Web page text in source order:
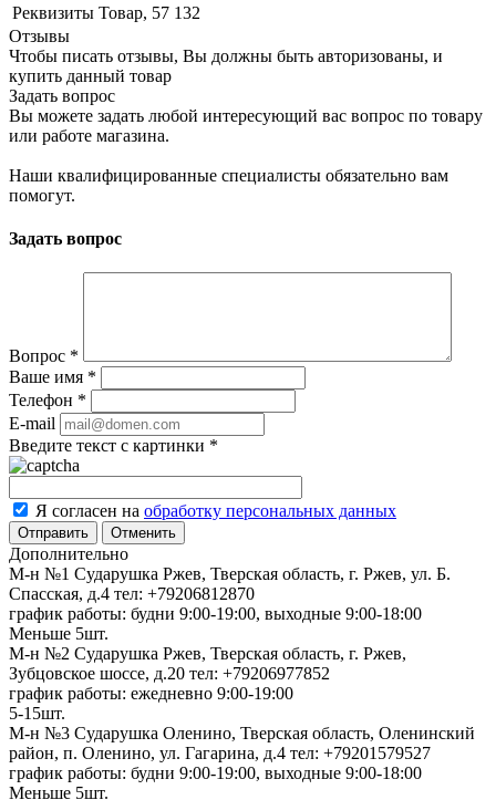
Реквизиты Товар, 57 132
Отзывы
Чтобы писать отзывы, Вы должны быть авторизованы, и
купить данный товар
Задать вопрос
Вы можете задать любой интересующий вас вопрос по товару
или работе магазина.
Наши квалифицированные специалисты обязательно вам
помогут.
Задать вопрос
Вопрос *
Ваше имя *
Телефон *
E-mail
Введите текст с картинки *
Я согласен на обработку персональных данных
Отменить
Дополнительно
М-н №1 Сударушка Ржев, Тверская область, г. Ржев, ул. Б.
Спасская, д.4 тел: +79206812870
график работы: будни 9:00-19:00, выходные 9:00-18:00
Меньше 5шт.
М-н №2 Cударушка Ржев, Тверская область, г. Ржев,
Зубцовское шоссе, д.20 тел: +79206977852
график работы: ежедневно 9:00-19:00
5-15шт.
М-н №3 Сударушка Оленино, Тверская область, Оленинский
район, п. Оленино, ул. Гагарина, д.4 тел: +79201579527
график работы: будни 9:00-19:00, выходные 9:00-18:00
Меньше 5шт.